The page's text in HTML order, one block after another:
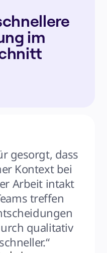
im
gesorgt, dass
Kontext bei
Arbeit intakt
treffen
qualitativ